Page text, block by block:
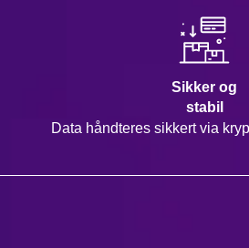
Sikker og
stabil
Data håndteres sikkert via